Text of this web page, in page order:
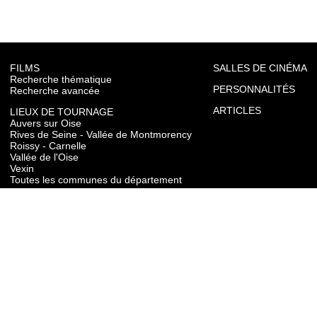
FILMS
Recherche thématique
Recherche avancée
LIEUX DE TOURNAGE
Auvers sur Oise
Rives de Seine - Vallée de Montmorency
Roissy - Carnelle
Vallée de l'Oise
Vexin
Toutes les communes du département
SALLES DE CINÉMA
PERSONNALITÉS
ARTICLES